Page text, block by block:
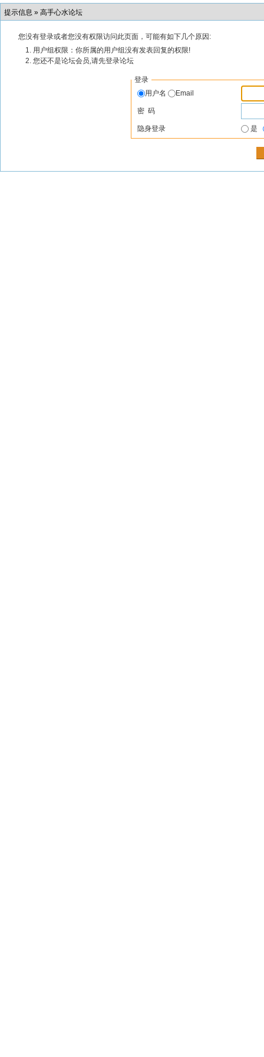
提示信息 » 高手心水论坛
您没有登录或者您没有权限访问此页面，可能有如下几个原因:
用户组权限：你所属的用户组没有发表回复的权限!
您还不是论坛会员,请先登录论坛
登录
用户名
Email
密 码
隐身登录 是